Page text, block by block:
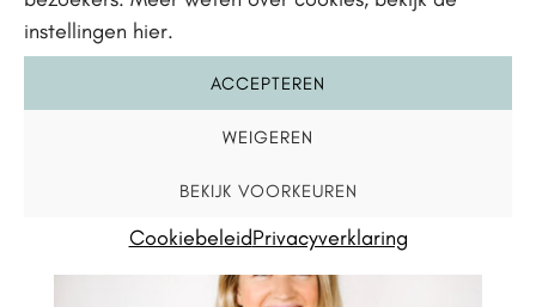
instellingen hier.
ACCEPTEREN
WEIGEREN
BEKIJK VOORKEUREN
CookiebeleidPrivacyverklaring
Heeft dit artikel jou geholpen? Dan kan het
gerust of stuur het door.